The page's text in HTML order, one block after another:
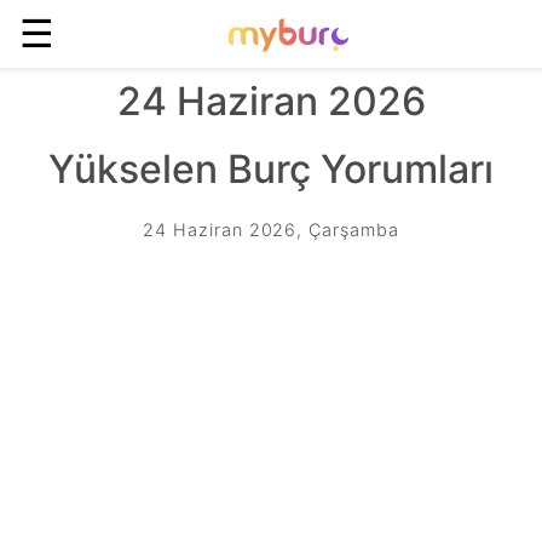
☰
24 Haziran 2026
Yükselen Burç Yorumları
24 Haziran 2026, Çarşamba